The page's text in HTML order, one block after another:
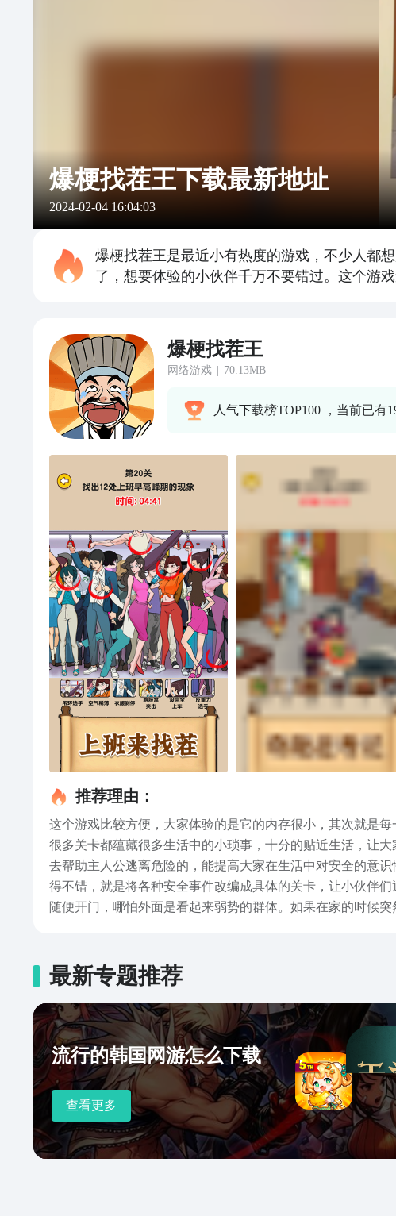
爆梗找茬王下载最新地址
2024-02-04 16:04:03
爆梗找茬王是最近小有热度的游戏，不少人都
了，想要体验的小伙伴千万不要错过。这个游
爆梗找茬王
网络游戏 70.13MB
人气下载榜TOP100 ，当前已有
推荐理由：
这个游戏比较方便，大家体验的是它的内存很小，其次就是
很多关卡都蕴藏很多生活中的小琐事，十分的贴近生活，让
去帮助主人公逃离危险的，能提高大家在生活中对安全的意
得不错，就是将各种安全事件改编成具体的关卡，让小伙伴
随便开门，哪怕外面是看起来弱势的群体。如果在家的时候
最新专题推荐
流行的韩国网游怎么下载
查看更多